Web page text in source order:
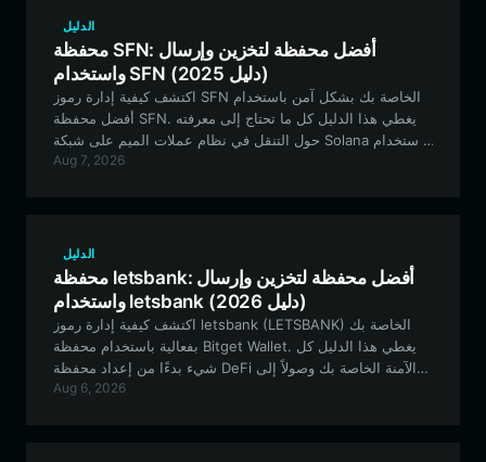
الدليل
محفظة SFN: أفضل محفظة لتخزين وإرسال
واستخدام SFN (دليل 2025)
اكتشف كيفية إدارة رموز SFN الخاصة بك بشكل آمن باستخدام
أفضل محفظة SFN. يغطي هذا الدليل كل ما تحتاج إلى معرفته
حول التنقل في نظام عملات الميم على شبكة Solana باستخدام
محفظة Bitget.
Aug 7, 2026
الدليل
محفظة letsbank: أفضل محفظة لتخزين وإرسال
واستخدام letsbank (دليل 2026)
اكتشف كيفية إدارة رموز letsbank (LETSBANK) الخاصة بك
بفعالية باستخدام محفظة Bitget Wallet. يغطي هذا الدليل كل
شيء بدءًا من إعداد محفظة DeFi الآمنة الخاصة بك وصولاً إلى
Aug 6, 2026